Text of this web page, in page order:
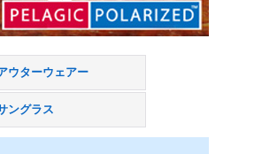
ウターウェアー
ングラス